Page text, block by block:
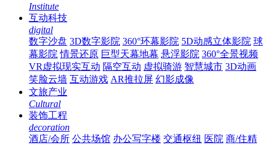
Institute
互动科技
digital
数字沙盘 3D数字影院 360°环幕影院 5D动感立体影院 球
幕影院 情景还原 巨型天幕地幕 悬浮影院 360°全景视频
VR虚拟现实互动 隔空互动 虚拟骑游 智慧城市 3D动画
笑脸云墙 互动游戏 AR推拉屏 幻影成像
文旅产业
Cultural
装饰工程
decoration
酒店/会所 公共场馆 办公写字楼 交通枢纽 医院 商/住精